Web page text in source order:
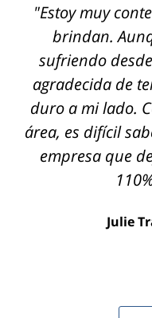
"Usé los
Lawyers para
de
experiencia
Fueron
transparentes y
No
Anna